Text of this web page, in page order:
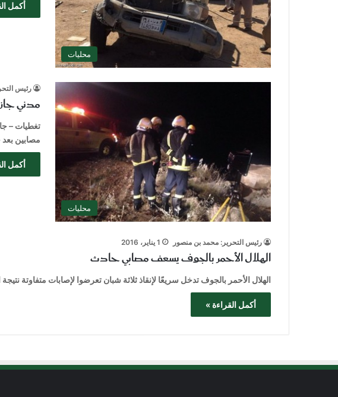
محليات
أكمل
محليات
رئيس
مدني
تغطيات –
مصابين
أكمل
رئيس التحرير: محمد بن منصور 1 يناير، 2016
الهلال الأحمر بالجوف يسعف مصابي حادث
الهلال الأحمر بالجوف تدخل سريعًا لإنقاذ ثلاثة شبان تعرضوا لإصابات متفاوتة
أكمل القراءة »